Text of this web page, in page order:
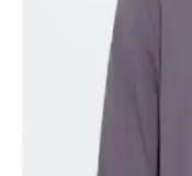
Altınyılz Classics
Karşılaştırması ve
Altınyılzz Classics'in
pantolonların özelliklerini,
karşılaştırıyoruz. Doğru